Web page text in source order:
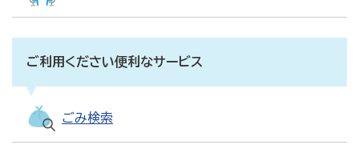
ご利用ください便利なサービス
ごみ検索